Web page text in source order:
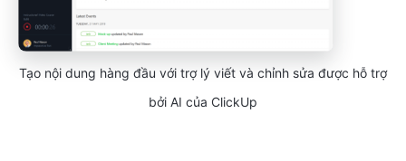
Tạo nội dung hàng đầu với trợ lý viết và chỉnh sửa được hỗ trợ
bởi AI của ClickUp